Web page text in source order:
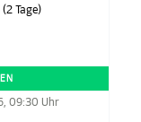
Tage)
09:30 Uhr